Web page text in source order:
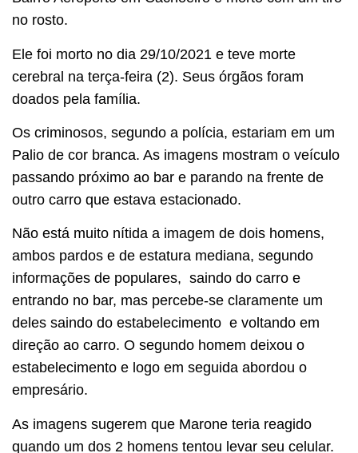
no rosto.
Ele foi morto no dia 29/10/2021 e teve morte
cerebral na terça-feira (2). Seus órgãos foram
doados pela família.
Os criminosos, segundo a polícia, estariam em um
Palio de cor branca. As imagens mostram o veículo
passando próximo ao bar e parando na frente de
outro carro que estava estacionado.
Não está muito nítida a imagem de dois homens,
ambos pardos e de estatura mediana, segundo
informações de populares, saindo do carro e
entrando no bar, mas percebe-se claramente um
deles saindo do estabelecimento e voltando em
direção ao carro. O segundo homem deixou o
estabelecimento e logo em seguida abordou o
empresário.
As imagens sugerem que Marone teria reagido
quando um dos 2 homens tentou levar seu celular.